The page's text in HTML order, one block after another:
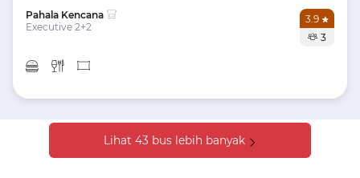
Pahala Kencana
Executive 2+2
3.9
3
Lihat 43 bus lebih banyak